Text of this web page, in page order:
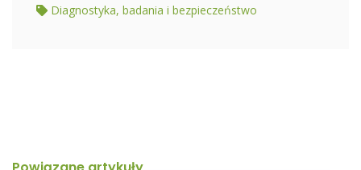
Diagnostyka, badania i bezpieczeństwo